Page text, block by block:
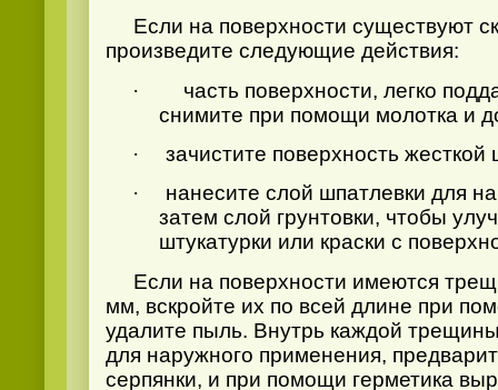
Если на поверхности существуют
произведите следующие действия:
·
часть поверхности, легко
снимите при помощи молотка и
·
зачистите поверхность жесткой
·
нанесите слой шпатлевки для
затем слой грунтовки, чтобы
штукатурки или краски с
Если на поверхности имеются
мм, вскройте их по всей длине при
удалите пыль. Внутрь каждой
для наружного применения,
серпянки, и при помощи герметика